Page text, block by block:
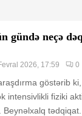
gündə neçə
2026, 17:59 0
göstərib
intensivlikli fiziki
tədqiqat...